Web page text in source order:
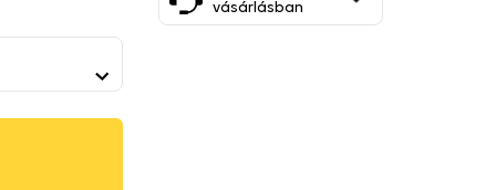
vásárlásban